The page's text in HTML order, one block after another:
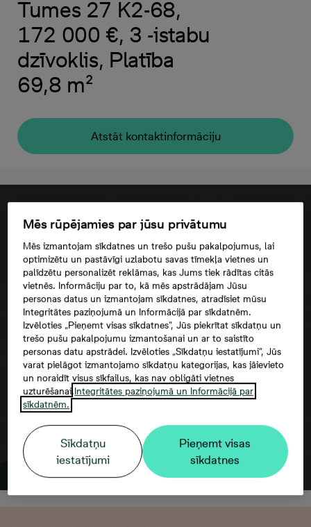
Tumes 27 K2-68,
172 000 €, 3 -istabu
dzīvoklis, Platība
69,8 m²
Atstāt kontaktinformāciju
Google maps trešās puses datu
izmantošana
Mēs rūpējamies par jūsu privātumu
Mēs izmantojam sīkdatnes un trešo pušu pakalpojumus, lai
optimizētu un pastāvīgi uzlabotu savas tīmekļa vietnes un
palīdzētu personalizēt reklāmas, kas Jums tiek rādītas citās
vietnēs. Informāciju par to, kā mēs apstrādājam Jūsu
personas datus un izmantojam sīkdatnes, atradīsiet mūsu
Integritātes paziņojumā un Informācijā par sīkdatnēm.
Izvēloties „Pieņemt visas sīkdatnes”, Jūs piekrītat sīkdatņu un
trešo pušu pakalpojumu izmantošanai un ar to saistīto
personas datu apstrādei. Izvēloties „Sīkdatņu iestatījumi”, Jūs
varat pielāgot izmantojamo sīkdatņu kategorijas, kas jāievieto
un noraidīt visus sīkfailus, kas nav obligāti vietnes
uzturēšanai.Integritātes paziņojumā un Informācijā par
sīkdatnēm.
Sīkdatņu
iestatījumi
Pieņemt visas
sīkdatnes